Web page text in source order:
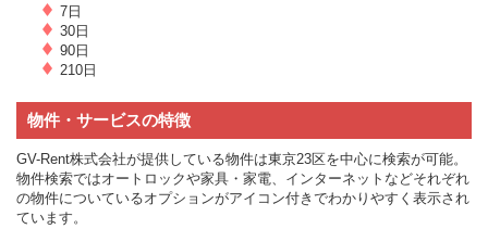
7日
30日
90日
210日
物件・サービスの特徴
GV-Rent株式会社が提供している物件は東京23区を中心に検索が可能。
物件検索ではオートロックや家具・家電、インターネットなどそれぞれ
の物件についているオプションがアイコン付きでわかりやすく表示され
ています。